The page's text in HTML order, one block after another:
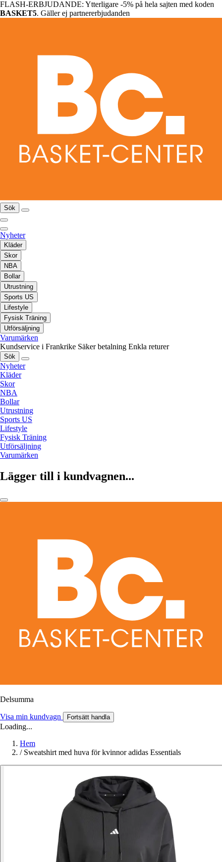
FLASH-ERBJUDANDE: Ytterligare -5% på hela sajten med koden
BASKET5. Gäller ej partnererbjudanden
Sök
Nyheter
Kläder
Skor
NBA
Bollar
Utrustning
Sports US
Lifestyle
Fysisk Träning
Utförsäljning
Varumärken
Kundservice i Frankrike Säker betalning Enkla returer
Sök
Nyheter
Kläder
Skor
NBA
Bollar
Utrustning
Sports US
Lifestyle
Fysisk Träning
Utförsäljning
Varumärken
Lägger till i kundvagnen...
Delsumma
Visa min kundvagn Fortsätt handla
Loading...
Hem
/ Sweatshirt med huva för kvinnor adidas Essentials